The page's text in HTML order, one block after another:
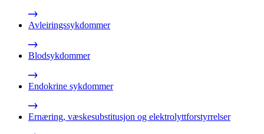
Avleiringssykdommer
Blodsykdommer
Endokrine sykdommer
Ernæring, væskesubstitusjon og elektrolyttforstyrrelser